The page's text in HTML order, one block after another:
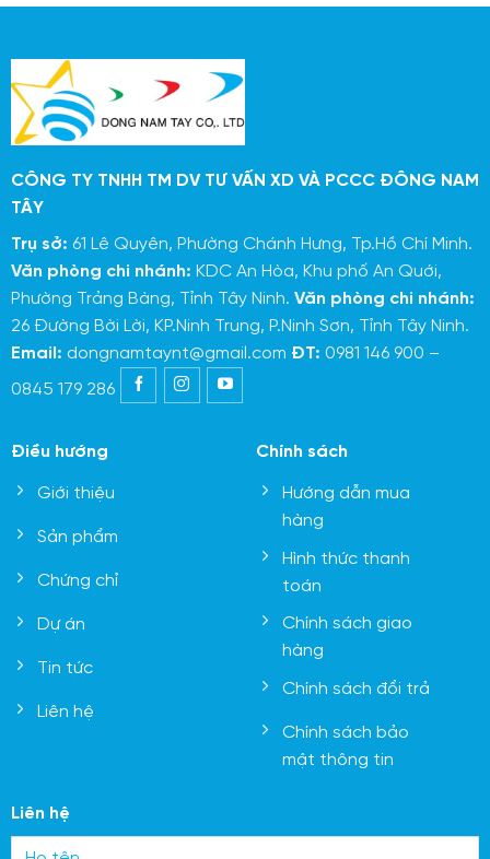
CÔNG TY TNHH TM DV TƯ VẤN XD VÀ PCCC ĐÔNG NAM
TÂY
Trụ sở: 61 Lê Quyên, Phường Chánh Hưng, Tp.Hồ Chí Minh.
Văn phòng chi nhánh: KDC An Hòa, Khu phố An Quới,
Phường Trảng Bàng, Tỉnh Tây Ninh. Văn phòng chi nhánh:
26 Đường Bời Lời, KP.Ninh Trung, P.Ninh Sơn, Tỉnh Tây Ninh.
Email: dongnamtaynt@gmail.com ĐT: 0981 146 900 –
0845 179 286
Điều hướng
Giới thiệu
Sản phẩm
Chứng chỉ
Dự án
Tin tức
Liên hệ
Chính sách
Hướng dẫn mua
hàng
Hình thức thanh
toán
Chính sách giao
hàng
Chính sách đổi trả
Chính sách bảo
mật thông tin
Liên hệ